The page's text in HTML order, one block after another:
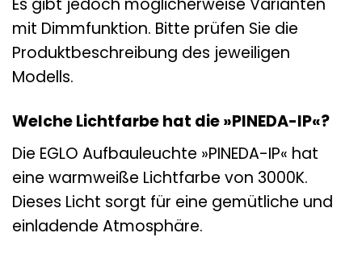
Es gibt jedoch möglicherweise Varianten
mit Dimmfunktion. Bitte prüfen Sie die
Produktbeschreibung des jeweiligen
Modells.
Welche Lichtfarbe hat die »PINEDA-IP«?
Die EGLO Aufbauleuchte »PINEDA-IP« hat
eine warmweiße Lichtfarbe von 3000K.
Dieses Licht sorgt für eine gemütliche und
einladende Atmosphäre.